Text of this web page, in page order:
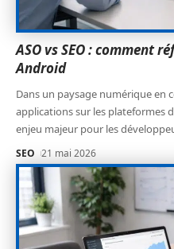
ASO vs SEO : comment
Android
Dans un paysage numérique en
applications sur les plateformes
enjeu majeur pour les
SEO 21 mai 2026